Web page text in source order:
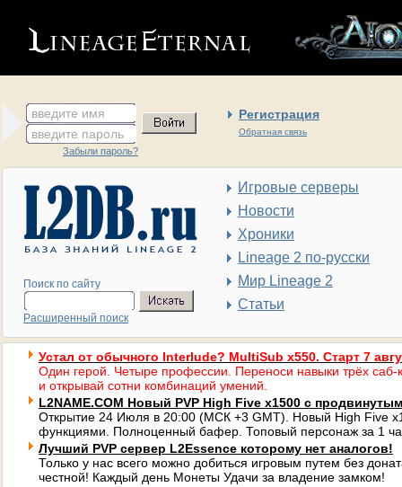
введите имя Регистрация
Обратная связь
введите пароль
Забыли пароль?
Поиск по сайту
Расширенный поиск
Игровые серверы
Новости
Хроники
Lineage 2 по-русски
Мир Lineage 2
Статьи
Устал от обычного Interlude? MultiSub x550. Старт 7
Один герой. Четыре профессии. Переноси навыки трёх саб-
и открывай сотни комбинаций умений.
L2NAME.COM Новый PVP High Five x1500 с
Открытие 24 Июля в 20:00 (МСК +3 GMT). Новый High Five
функциями. Полноценный бафер. Топовый персонаж за 1
Лучший PVP сервер L2Essence которому нет аналогов!
Только у нас всего можно добиться игровым путем без
честной! Каждый день Монеты Удачи за владение замком!